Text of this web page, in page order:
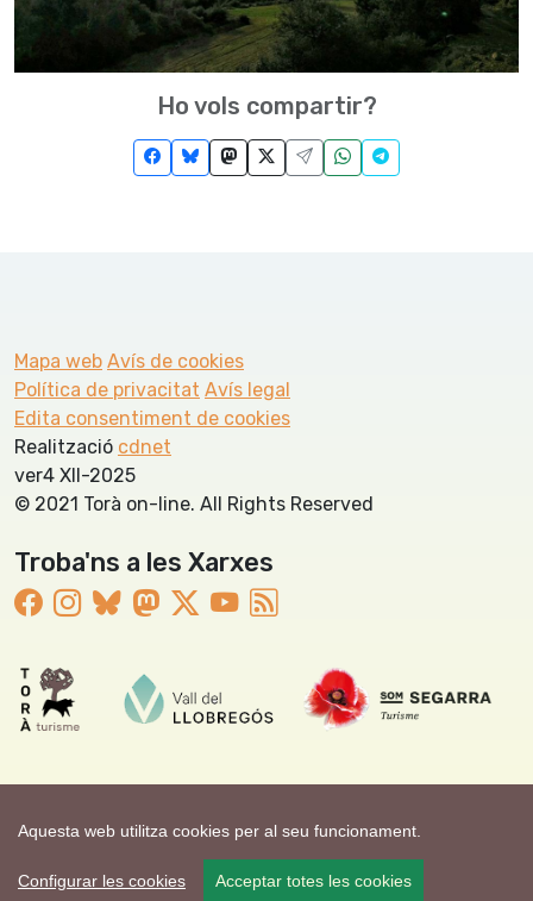
Aquesta web utilitza cookies per al seu funcionament.
Configurar les cookies Acceptar totes les cookies
Ho vols compartir?
Mapa web Avís de cookies
Política de privacitat Avís legal
Edita consentiment de cookies
Realització cdnet
ver4 XII-2025
© 2021 Torà on-line. All Rights Reserved
Troba'ns a les Xarxes